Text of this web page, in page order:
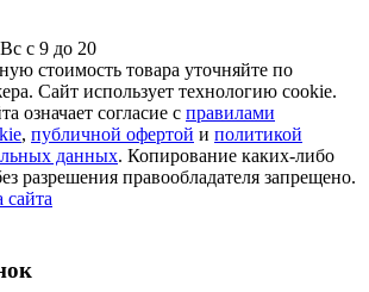
с 9 до 20
стоимость товара уточняйте по
Сайт использует технологию cookie.
означает согласие с правилами
, публичной офертой и политикой
данных. Копирование каких-либо
разрешения правообладателя запрещено.
сайта